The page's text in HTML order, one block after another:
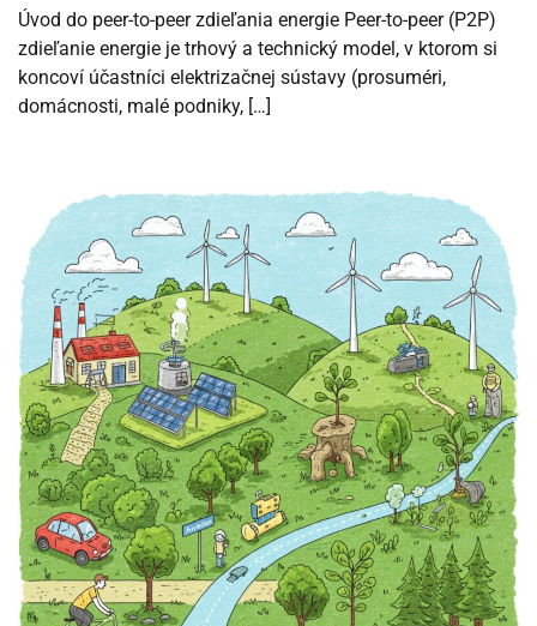
Úvod do peer-to-peer zdieľania energie Peer-to-peer (P2P)
zdieľanie energie je trhový a technický model, v ktorom si
koncoví účastníci elektrizačnej sústavy (prosuméri,
domácnosti, malé podniky, […]